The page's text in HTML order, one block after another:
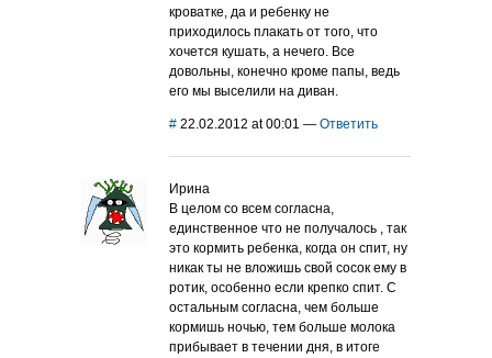
кроватке, да и ребенку не
приходилось плакать от того, что
хочется кушать, а нечего. Все
довольны, конечно кроме папы, ведь
его мы выселили на диван.
# 22.02.2012 at 00:01 — Ответить
Ирина
В целом со всем согласна,
единственное что не получалось , так
это кормить ребенка, когда он спит, ну
никак ты не вложишь свой сосок ему в
ротик, особенно если крепко спит. С
остальным согласна, чем больше
кормишь ночью, тем больше молока
прибывает в течении дня, в итоге